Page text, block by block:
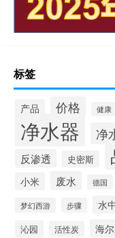
标签
产品 价格 健康
净水器 净
反渗透 史密斯
小米
废水 德国
梦幻西游 步骤 水中
沁园 活性炭 海尔